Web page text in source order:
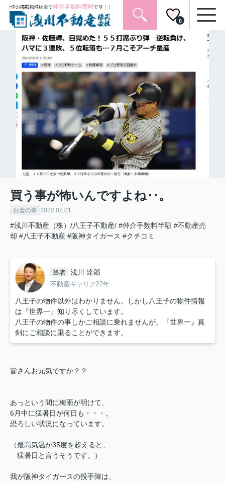
0
買う事が怖いんですよね‥。
お金の事 2022.07.01
#浅川不動産（株）/八王子不動産/ #仲介手数料半額 #不動産売
却 #八王子不動産 #阪神タイガース #クチコミ
筆者 浅川 達郎
不動産キャリア22年
八王子の物件以外はわかりません。しかし八王子の物件情報
は『世界一』知り尽くしています。
八王子の物件の事しかご相談に乗れませんが、『世界一』真
剣にご相談に乗ることができます。
皆さんお元気ですか？？
あっという間に梅雨が明けて、
6月中に猛暑日が何日も・・・。
恐ろしい状況になっています。
（最高気温が35度を超えると、
猛暑日と言うそうです。）
我が阪神タイガースの投手陣は、